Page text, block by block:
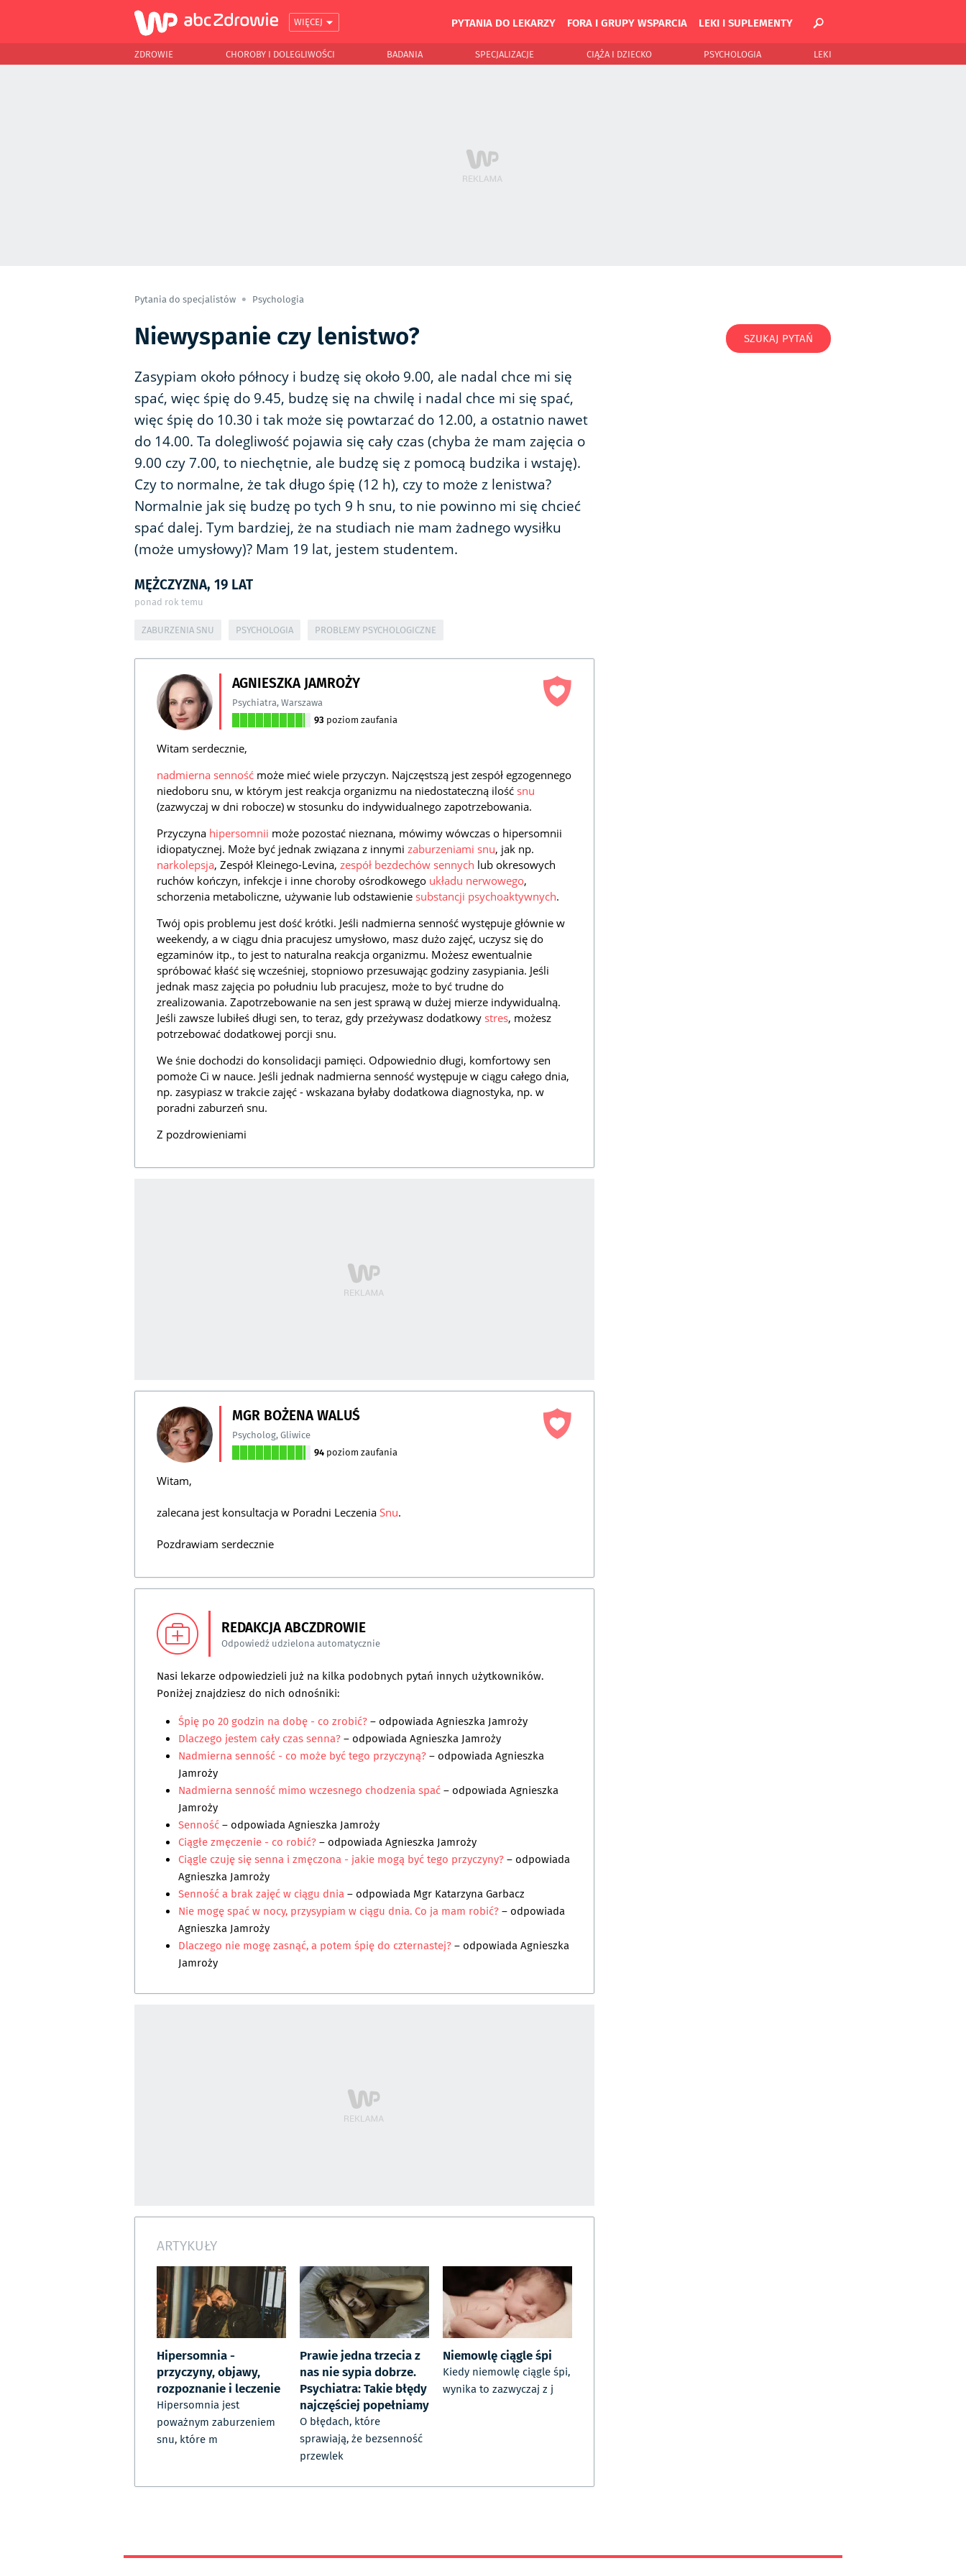
WIĘCEJ PYTANIA DO LEKARZY FORA I GRUPY WSPARCIA LEKI I SUPLEMENTY
ZDROWIE CHOROBY I DOLEGLIWOŚCI BADANIA SPECJALIZACJE CIĄŻA I DZIECKO PSYCHOLOGIA LEKI
Pytania do specjalistów Psychologia
Niewyspanie czy lenistwo?
Zasypiam około północy i budzę się około 9.00, ale nadal chce mi się
spać, więc śpię do 9.45, budzę się na chwilę i nadal chce mi się spać,
więc śpię do 10.30 i tak może się powtarzać do 12.00, a ostatnio nawet
do 14.00. Ta dolegliwość pojawia się cały czas (chyba że mam zajęcia o
9.00 czy 7.00, to niechętnie, ale budzę się z pomocą budzika i wstaję).
Czy to normalne, że tak długo śpię (12 h), czy to może z lenistwa?
Normalnie jak się budzę po tych 9 h snu, to nie powinno mi się chcieć
spać dalej. Tym bardziej, że na studiach nie mam żadnego wysiłku
(może umysłowy)? Mam 19 lat, jestem studentem.
MĘŻCZYZNA, 19 LAT
ponad rok temu
ZABURZENIA SNU PSYCHOLOGIA PROBLEMY PSYCHOLOGICZNE
AGNIESZKA JAMROŻY
Psychiatra,Warszawa
93 poziom zaufania
Witam serdecznie,
nadmierna senność może mieć wiele przyczyn. Najczęstszą jest zespół egzogennego
niedoboru snu, w którym jest reakcja organizmu na niedostateczną ilość snu
(zazwyczaj w dni robocze) w stosunku do indywidualnego zapotrzebowania.
Przyczyna hipersomnii może pozostać nieznana, mówimy wówczas o hipersomnii
idiopatycznej. Może być jednak związana z innymi zaburzeniami snu, jak np.
narkolepsja, Zespół Kleinego-Levina, zespół bezdechów sennych lub okresowych
ruchów kończyn, infekcje i inne choroby ośrodkowego układu nerwowego,
schorzenia metaboliczne, używanie lub odstawienie substancji psychoaktywnych.
Twój opis problemu jest dość krótki. Jeśli nadmierna senność występuje głównie w
weekendy, a w ciągu dnia pracujesz umysłowo, masz dużo zajęć, uczysz się do
egzaminów itp., to jest to naturalna reakcja organizmu. Możesz ewentualnie
spróbować kłaść się wcześniej, stopniowo przesuwając godziny zasypiania. Jeśli
jednak masz zajęcia po południu lub pracujesz, może to być trudne do
zrealizowania. Zapotrzebowanie na sen jest sprawą w dużej mierze indywidualną.
Jeśli zawsze lubiłeś długi sen, to teraz, gdy przeżywasz dodatkowy stres, możesz
potrzebować dodatkowej porcji snu.
We śnie dochodzi do konsolidacji pamięci. Odpowiednio długi, komfortowy sen
pomoże Ci w nauce. Jeśli jednak nadmierna senność występuje w ciągu całego dnia,
np. zasypiasz w trakcie zajęć - wskazana byłaby dodatkowa diagnostyka, np. w
poradni zaburzeń snu.
Z pozdrowieniami
MGR BOŻENA WALUŚ
Psycholog,Gliwice
94 poziom zaufania
Witam,
zalecana jest konsultacja w Poradni Leczenia Snu.
Pozdrawiam serdecznie
REDAKCJA ABCZDROWIE
Odpowiedź udzielona automatycznie
Nasi lekarze odpowiedzieli już na kilka podobnych pytań innych użytkowników.
Poniżej znajdziesz do nich odnośniki:
Śpię po 20 godzin na dobę - co zrobić?– odpowiadaAgnieszka Jamroży
Dlaczego jestem cały czas senna?– odpowiadaAgnieszka Jamroży
Nadmierna senność - co może być tego przyczyną?– odpowiadaAgnieszka
Jamroży
Nadmierna senność mimo wczesnego chodzenia spać– odpowiadaAgnieszka
Jamroży
Senność– odpowiadaAgnieszka Jamroży
Ciągłe zmęczenie - co robić?– odpowiadaAgnieszka Jamroży
Ciągle czuję się senna i zmęczona - jakie mogą być tego przyczyny?– odpowiada
Agnieszka Jamroży
Senność a brak zajęć w ciągu dnia– odpowiada Mgr Katarzyna Garbacz
Nie mogę spać w nocy, przysypiam w ciągu dnia. Co ja mam robić?– odpowiada
Agnieszka Jamroży
Dlaczego nie mogę zasnąć, a potem śpię do czternastej?– odpowiadaAgnieszka
Jamroży
ARTYKUŁY
Hipersomnia -
przyczyny, objawy,
rozpoznanie i leczenie
Hipersomnia jest
poważnym zaburzeniem
snu, które m
Prawie jedna trzecia z
nas nie sypia dobrze.
Psychiatra: Takie błędy
najczęściej popełniamy
O błędach, które
sprawiają, że bezsenność
przewlek
Niemowlę ciągle śpi
Kiedy niemowlę ciągle śpi,
wynika to zazwyczaj z j
SZUKAJ PYTAŃ